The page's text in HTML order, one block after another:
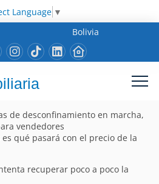
Language ▼
Bolivia
de desconfinamiento en marcha,
vendedores
qué pasará con el precio de la
recuperar poco a poco la